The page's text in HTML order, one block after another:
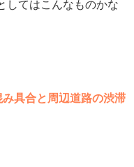
してはこんなものかな
具合と周辺道路の渋滞